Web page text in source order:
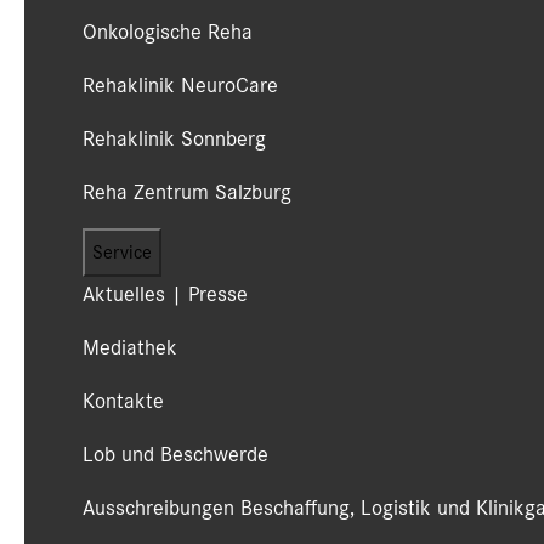
Onkologische Reha
Rehaklinik NeuroCare
Rehaklinik Sonnberg
Reha Zentrum Salzburg
Service
Aktuelles | Presse
Mediathek
Kontakte
Lob und Beschwerde
Ausschreibungen Beschaffung, Logistik und